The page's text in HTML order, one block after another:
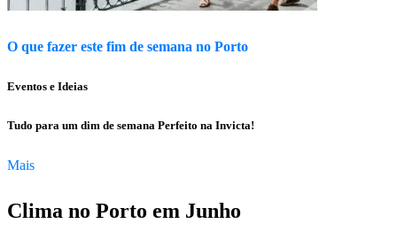
O que fazer este fim de semana no Porto
Eventos e Ideias
Tudo para um dim de semana Perfeito na Invicta!
Mais
Clima no Porto em Junho